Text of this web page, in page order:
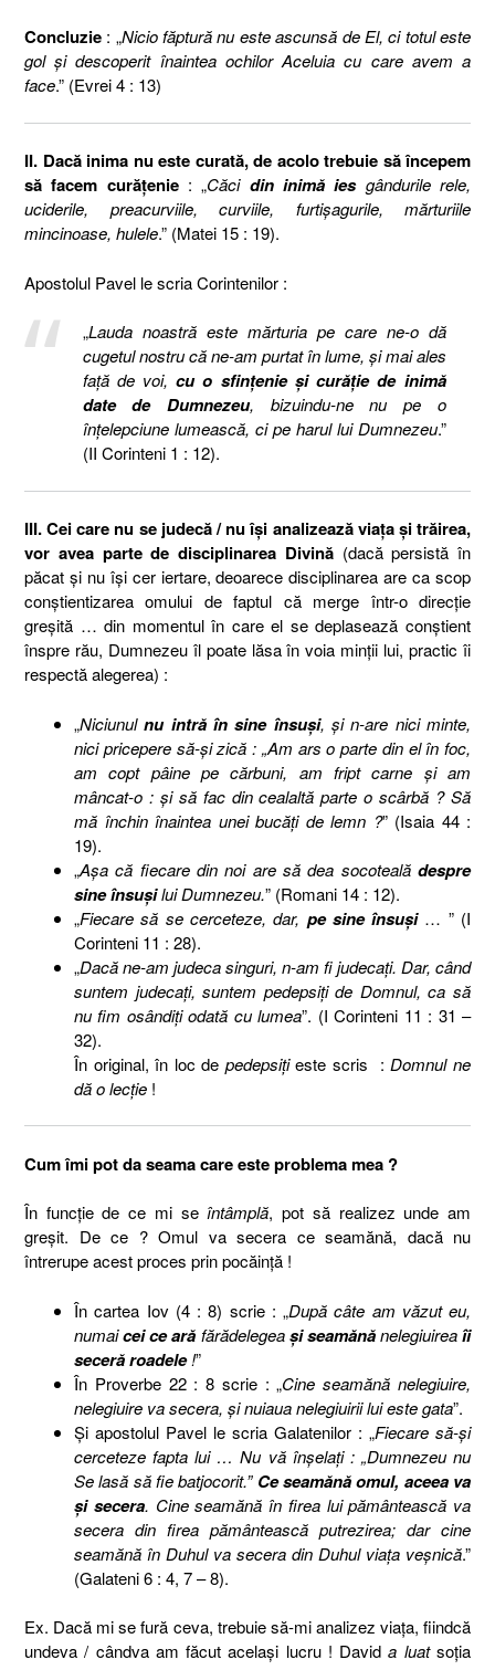
Concluzie : „Nicio făptură nu este ascunsă de El, ci totul este
gol şi descoperit înaintea ochilor Aceluia cu care avem a
face.” (Evrei 4 : 13)
II. Dacă inima nu este curată, de acolo trebuie să începem
să facem curăţenie: „Căci din inimă iesgândurile rele,
uciderile, preacurviile, curviile, furtişagurile, mărturiile
mincinoase, hulele.” (Matei 15 : 19).
Apostolul Pavel le scria Corintenilor :
„Lauda noastră este mărturia pe care ne-o dă
cugetul nostru că ne-am purtat în lume, şi mai ales
faţă de voi,cu o sfinţenie şi curăţie de inimă
date de Dumnezeu, bizuindu-ne nu pe o
înţelepciune lumească, ci pe harul lui Dumnezeu.”
(II Corinteni 1 : 12).
III. Cei care nu se judecă / nu îşi analizează viaţa şi trăirea,
vor avea parte de disciplinarea Divină (dacă persistă în
păcat şi nu îşi cer iertare, deoarece disciplinarea are ca scop
conştientizarea omului de faptul că merge într-o direcţie
greşită … din momentul în care el se deplasează conştient
înspre rău, Dumnezeu îl poate lăsa în voia minţii lui, practic îi
respectă alegerea) :
„Niciunulnu intră în sine însuşi, şi n-are nici minte,
nici pricepere să-şi zică : „Am ars o parte din el în foc,
am copt pâine pe cărbuni, am fript carne şi am
mâncat-o : şi să fac din cealaltă parte o scârbă ? Să
mă închin înaintea unei bucăţi de lemn ?” (Isaia 44 :
19).
„Aşa că fiecare din noi are să dea socoteală despre
sine însuşilui Dumnezeu.” (Romani 14 : 12).
„Fiecare să se cerceteze, dar, pe sine însuşi… ” (I
Corinteni 11 : 28).
„Dacă ne-am judeca singuri, n-am fi judecaţi. Dar, când
suntem judecaţi, suntem pedepsiţi de Domnul, ca să
nu fim osândiţi odată cu lumea”. (I Corinteni 11 : 31 –
32).
În original, în loc de pedepsiţieste scris :Domnul ne
dă o lecţie !
Cum îmi pot da seama care este problema mea ?
În funcţie de ce mi se întâmplă, pot să realizez unde am
greşit. De ce ? Omul va secera ce seamănă, dacă nu
întrerupe acest proces prin pocăinţă !
În cartea Iov (4 : 8) scrie : „După câte am văzut eu,
numaicei ce ară fărădelegeaşi seamănănelegiuireaîi
seceră roadele!”
În Proverbe 22 : 8 scrie : „Cine seamănă nelegiuire,
nelegiuire va secera, şi nuiaua nelegiuirii lui este gata”.
Şi apostolul Pavel le scria Galatenilor : „Fiecare să-şi
cerceteze fapta lui … Nu vă înşelaţi : „Dumnezeu nu
Se lasă să fie batjocorit.”Ce seamănă omul, aceea va
şi secera. Cine seamănă în firea lui pământească va
secera din firea pământească putrezirea; dar cine
seamănă în Duhul va secera din Duhul viaţa veşnică.”
(Galateni 6 : 4, 7 – 8).
Ex. Dacă mi se fură ceva, trebuie să-mi analizez viaţa, fiindcă
undeva / cândva am făcut acelaşi lucru ! Davida luatsoţia